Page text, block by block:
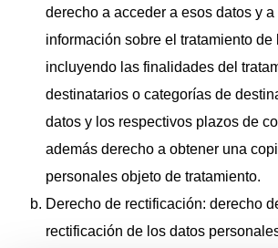
derecho a acceder a esos datos y a
información sobre el tratamiento de
incluyendo las finalidades del
destinatarios o categorías de
datos y los respectivos plazos de
además derecho a obtener una
personales objeto de tratamiento.
Derecho de rectificación: derecho
rectificación de los datos